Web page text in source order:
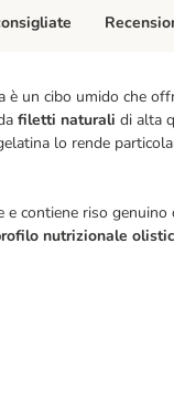
un cibo umido che
filetti naturali di alta
lo rende
e contiene riso genuino
nutrizionale